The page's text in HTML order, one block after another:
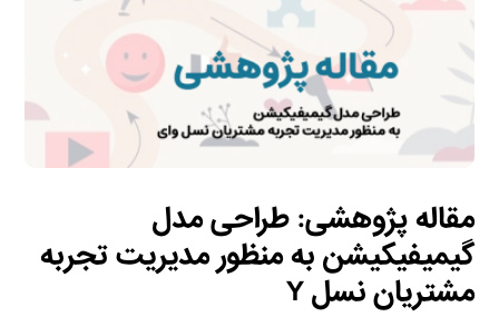
مقاله پژوهشی: طراحی مدل
گیمیفیکیشن به منظور مدیریت تجربه
مشتریان نسل Y